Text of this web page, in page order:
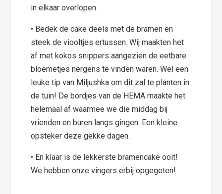
in elkaar overlopen.
• Bedek de cake deels met de bramen en
steek de viooltjes ertussen. Wij maakten het
af met kokos snippers aangezien de eetbare
bloemetjes nergens te vinden waren. Wel een
leuke tip van Miljushka om dit zal te planten in
de tuin! De bordjes van de HEMA maakte het
helemaal af waarmee we die middag bij
vrienden en buren langs gingen. Een kleine
opsteker deze gekke dagen.
• En klaar is de lekkerste bramencake ooit!
We hebben onze vingers erbij opgegeten!